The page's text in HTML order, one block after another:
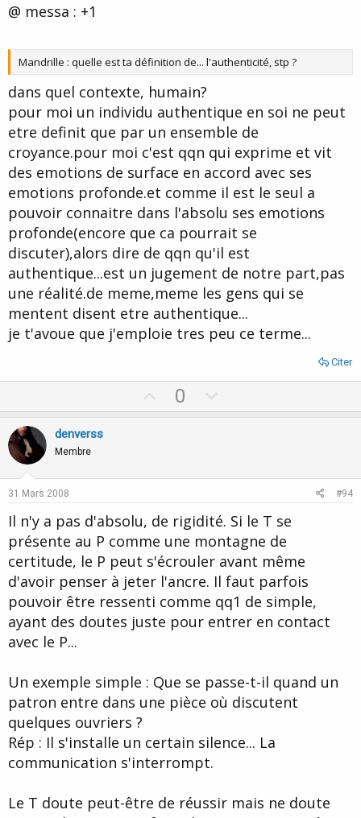
@ messa : +1
Mandrille : quelle est ta définition de... l'authenticité, stp ?
dans quel contexte, humain?
pour moi un individu authentique en soi ne peut
etre definit que par un ensemble de
croyance.pour moi c'est qqn qui exprime et vit
des emotions de surface en accord avec ses
emotions profonde.et comme il est le seul a
pouvoir connaitre dans l'absolu ses emotions
profonde(encore que ca pourrait se
discuter),alors dire de qqn qu'il est
authentique...est un jugement de notre part,pas
une réalité.de meme,meme les gens qui se
mentent disent etre authentique...
je t'avoue que j'emploie tres peu ce terme...
Citer
p
t
0
o
v
e
denverss
Membre
31 Mars 2008 #94
Il n'y a pas d'absolu, de rigidité. Si le T se
présente au P comme une montagne de
certitude, le P peut s'écrouler avant même
d'avoir penser à jeter l'ancre. Il faut parfois
pouvoir être ressenti comme qq1 de simple,
ayant des doutes juste pour entrer en contact
avec le P...
Un exemple simple : Que se passe-t-il quand un
patron entre dans une pièce où discutent
quelques ouvriers ?
Rép : Il s'installe un certain silence... La
communication s'interrompt.
Le T doute peut-être de réussir mais ne doute